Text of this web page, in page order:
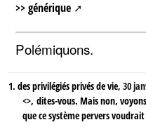
>>générique
Polémiquons.
1. des privilégiés privés de vie,30
<>, dites-vous. Mais non,
que ce système pervers